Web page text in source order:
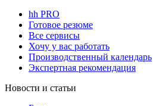
hh PRO
Готовое резюме
Все сервисы
Хочу у вас работать
Производственный календарь
Экспертная рекомендация
Новости и статьи